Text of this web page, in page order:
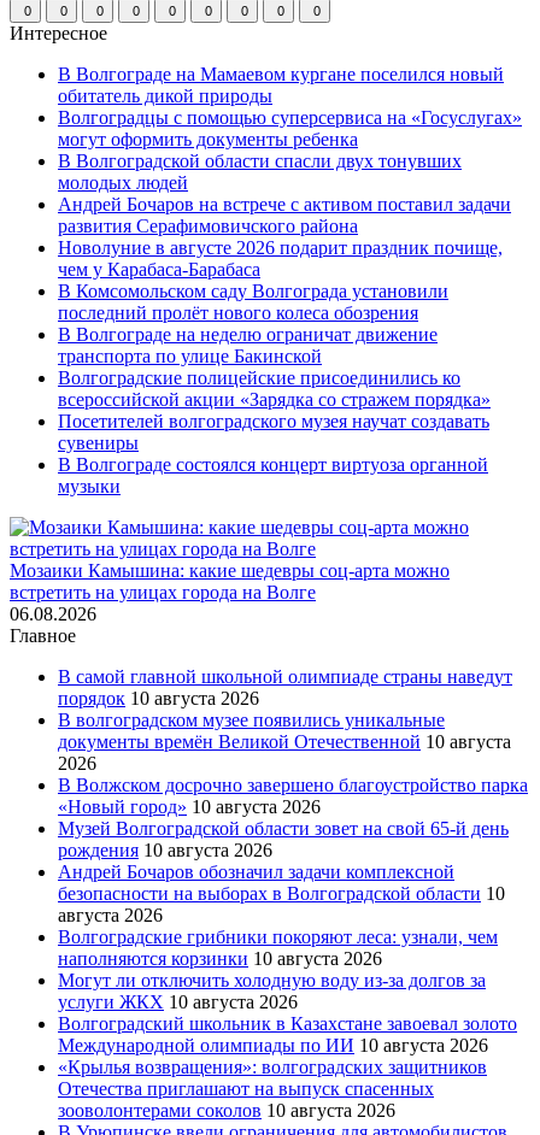
0 0 0 0 0 0 0 0 0
Интересное
В Волгограде на Мамаевом кургане поселился новый
обитатель дикой природы
Волгоградцы с помощью суперсервиса на «Госуслугах»
могут оформить документы ребенка
В Волгоградской области спасли двух тонувших
молодых людей
Андрей Бочаров на встрече с активом поставил задачи
развития Серафимовичского района
Новолуние в августе 2026 подарит праздник почище,
чем у Карабаса-Барабаса
В Комсомольском саду Волгограда установили
последний пролёт нового колеса обозрения
В Волгограде на неделю ограничат движение
транспорта по улице Бакинской
Волгоградские полицейские присоединились ко
всероссийской акции «Зарядка со стражем порядка»
Посетителей волгоградского музея научат создавать
сувениры
В Волгограде состоялся концерт виртуоза органной
музыки
Мозаики Камышина: какие шедевры соц-арта можно
встретить на улицах города на Волге
06.08.2026
Главное
В самой главной школьной олимпиаде страны наведут
порядок 10 августа 2026
В волгоградском музее появились уникальные
документы времён Великой Отечественной 10 августа
2026
В Волжском досрочно завершено благоустройство парка
«Новый город» 10 августа 2026
Музей Волгоградской области зовет на свой 65-й день
рождения 10 августа 2026
Андрей Бочаров обозначил задачи комплексной
безопасности на выборах в Волгоградской области 10
августа 2026
Волгоградские грибники покоряют леса: узнали, чем
наполняются корзинки 10 августа 2026
Могут ли отключить холодную воду из-за долгов за
услуги ЖКХ 10 августа 2026
Волгоградский школьник в Казахстане завоевал золото
Международной олимпиады по ИИ 10 августа 2026
«Крылья возвращения»: волгоградских защитников
Отечества приглашают на выпуск спасенных
зооволонтерами соколов 10 августа 2026